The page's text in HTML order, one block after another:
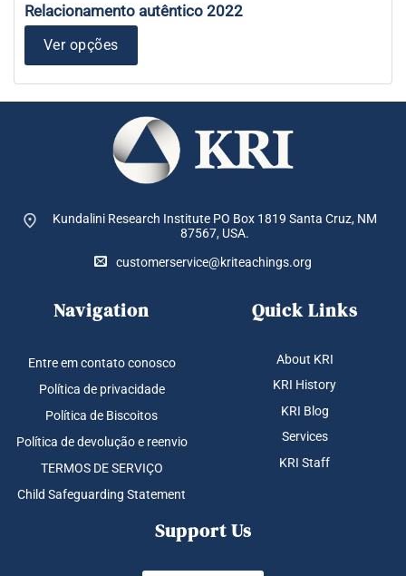
Relacionamento autêntico 2022
Ver opções
tem
várias
variantes.
As
opções
produtoKundalini Research Institute PO Box 1819 Santa Cruz, NM
87567, USA.
customerservice@kriteachings.org
Navigation
Entre em contato conosco
Política de privacidade
Política de Biscoitos
Política de devolução e reenvio
TERMOS DE SERVIÇO
Child Safeguarding Statement
Quick Links
About KRI
KRI History
KRI Blog
Services
KRI Staff
Support Us